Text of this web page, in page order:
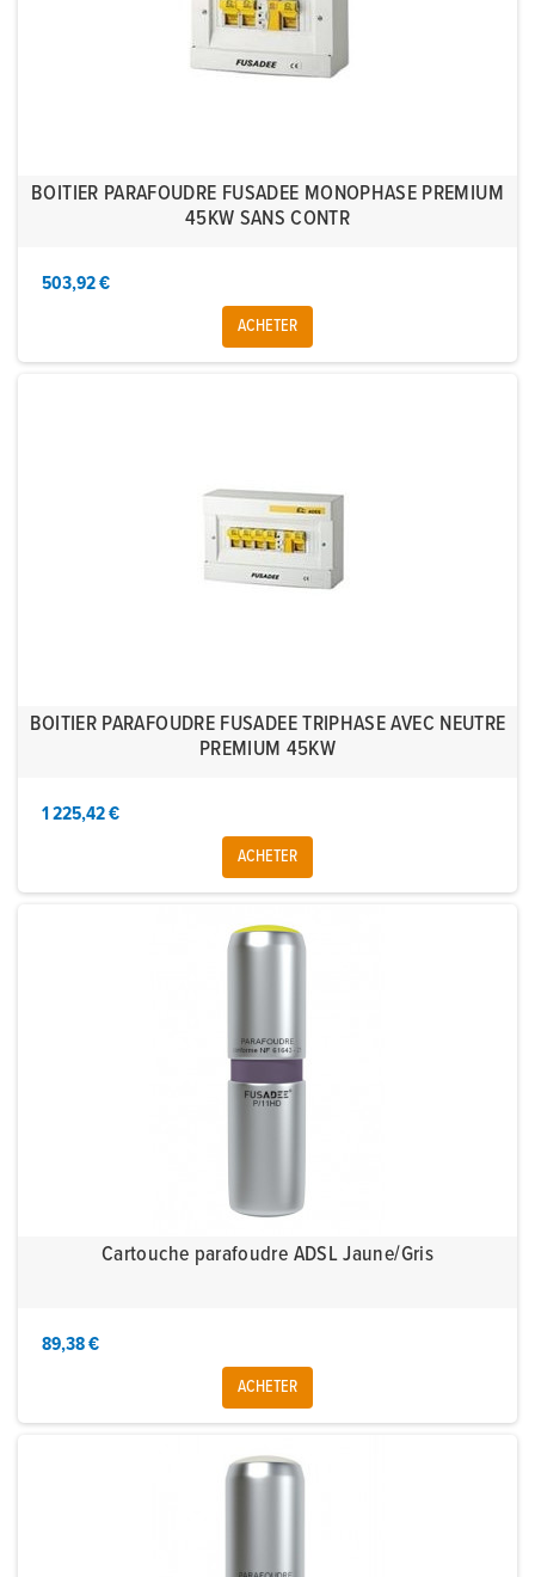
BOITIER PARAFOUDRE FUSADEE MONOPHASE PREMIUM
45KW SANS CONTR
503,92 €
ACHETER
BOITIER PARAFOUDRE FUSADEE TRIPHASE AVEC NEUTRE
PREMIUM 45KW
1 225,42 €
ACHETER
Cartouche parafoudre ADSL Jaune/Gris
89,38 €
ACHETER